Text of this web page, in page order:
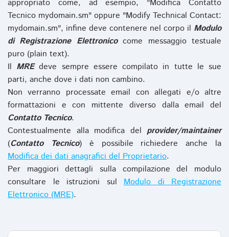
appropriato come, ad esempio, "Modifica Contatto
Tecnico mydomain.sm" oppure "Modify Technical Contact:
mydomain.sm", infine deve contenere nel corpo il Modulo
di Registrazione Elettronicocome messaggio testuale
puro (plain text).
Il MREdeve sempre essere compilato in tutte le sue
parti, anche dove i dati non cambino.
Non verranno processate email con allegati e/o altre
formattazioni e con mittente diverso dalla email del
Contatto Tecnico.
Contestualmente alla modifica del provider/maintainer
(Contatto Tecnico) è possibile richiedere anche la
Modifica dei dati anagrafici del Proprietario.
Per maggiori dettagli sulla compilazione del modulo
consultare le istruzioni sul Modulo di Registrazione
Elettronico (MRE).